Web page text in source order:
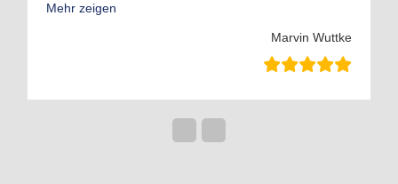
Mehr zeigen
Marvin Wuttke